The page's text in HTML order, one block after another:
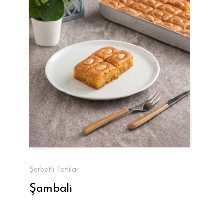
Şerbetli Tatlılar
Şambali